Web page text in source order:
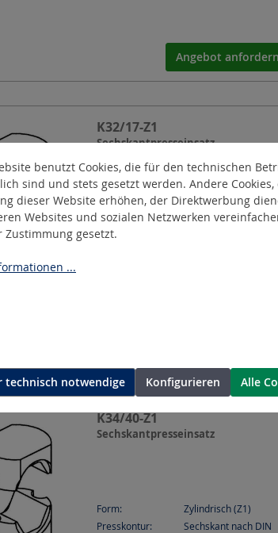
Angebot anfordern
K32/17-Z1
Sechskantpresseinsatz
Form:
Zylindrisch (Z1)
Presskontur:
K34/40-Z1
Sechskantpresseinsatz
Form:
Zylindrisch (Z1)
Presskontur:
Sechskant nach DIN
benutzt Cookies, die für den technischen
sind und stets gesetzt werden. Andere
dieser Website erhöhen, der Direktwerbung
Websites und sozialen Netzwerken
Zustimmung gesetzt.
...
technisch notwendige Konfigurieren Alle